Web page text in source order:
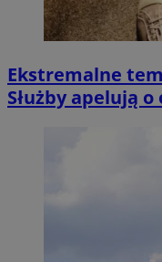
Ekstremalne
Służby apelują